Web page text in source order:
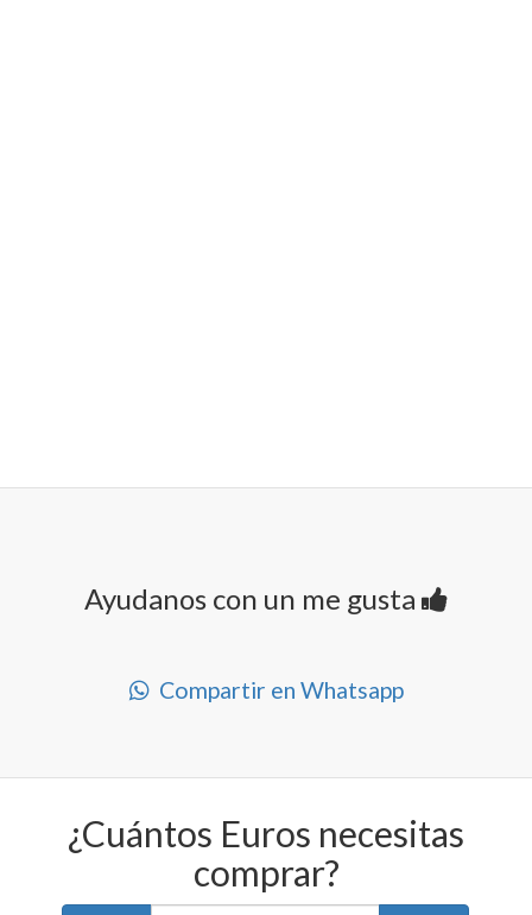
Ayudanos con un me gusta
Compartir en Whatsapp
¿Cuántos Euros necesitas
comprar?